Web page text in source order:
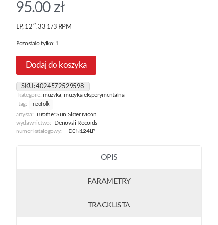
95.00 zł
LP, 12″, 33 1/3 RPM
Pozostało tylko: 1
Dodaj do koszyka
SKU:4024572529598
kategorie:muzyka,muzyka eksperymentalna
tag:
neofolk
artysta:
Brother Sun Sister Moon
wydawnictwo:
Denovali Records
numer katalogowy:
DEN124LP
OPIS
PARAMETRY
TRACKLISTA